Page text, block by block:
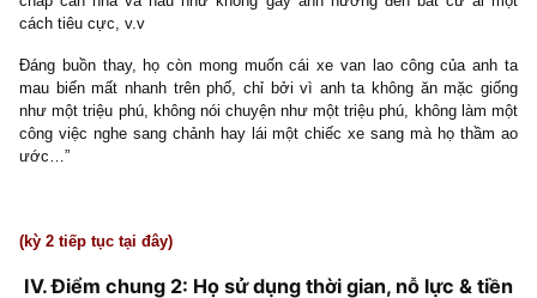
góp giá trị cho XH thông qua kinh doanh, và đầu tư tiền lợi
hữu của họ. Họ phải làm sao khi có kẻ bảo rằng họ phải giảm
tiêu xa xỉ, vung tay quá trán đi mà sống tiết kiệm, tính toán, kế
hơn? Họ sẽ tắt TV ngay và để lại chương trình cho những kẻ
Johnny xem (@S.A.F.E: cười lớn).
– Có trên 75% số triệu phú chưa bao giờ chi quá 199 USD cho